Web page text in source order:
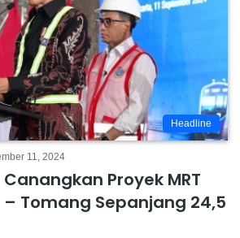
Headline
11, 2024
Proyek MRT
Tomang Sepanjang 24,5